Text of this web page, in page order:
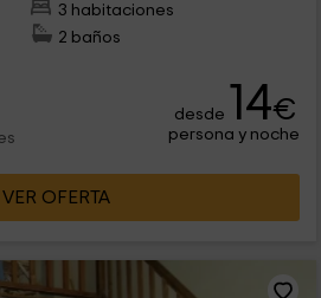
3 habitaciones
2 baños
desde 14€
persona y noche
VER OFERTA